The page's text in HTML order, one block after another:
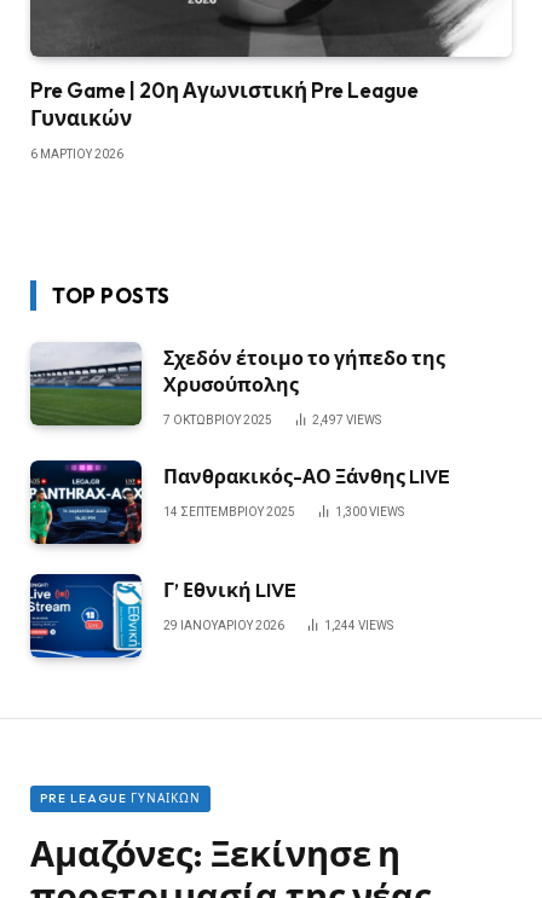
Pre Game | 20η Αγωνιστική Pre League
Γυναικών
6 ΜΑΡΤΊΟΥ 2026
TOP POSTS
Σχεδόν έτοιμο το γήπεδο της
Χρυσούπολης
7 ΟΚΤΩΒΡΊΟΥ 2025 2,497 VIEWS
Πανθρακικός-ΑΟ Ξάνθης LIVE
14 ΣΕΠΤΕΜΒΡΊΟΥ 2025 1,300VIEWS
Γ’ Εθνική LIVE
29 ΙΑΝΟΥΑΡΊΟΥ 2026 1,244 VIEWS
PRE LEAGUE ΓΥΝΑΙΚΏΝ
Αμαζόνες: Ξεκίνησε η